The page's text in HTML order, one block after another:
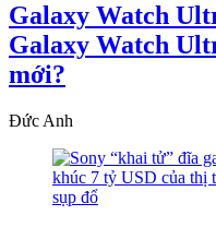
Galaxy Watch
Galaxy Watch
mới?
Đức Anh